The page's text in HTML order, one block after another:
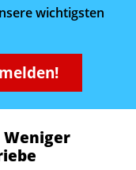
wichtigsten